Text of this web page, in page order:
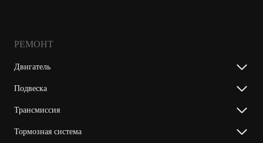
РЕМОНТ
Двигатель
Подвеска
Трансмиссия
Тормозная система